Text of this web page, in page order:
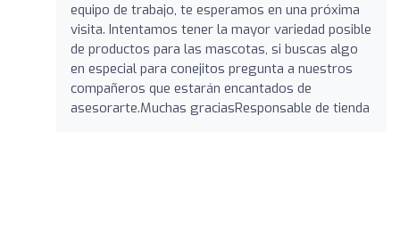
equipo de trabajo, te esperamos en una próxima
visita. Intentamos tener la mayor variedad posible
de productos para las mascotas, si buscas algo
en especial para conejitos pregunta a nuestros
compañeros que estarán encantados de
asesorarte.Muchas graciasResponsable de tienda